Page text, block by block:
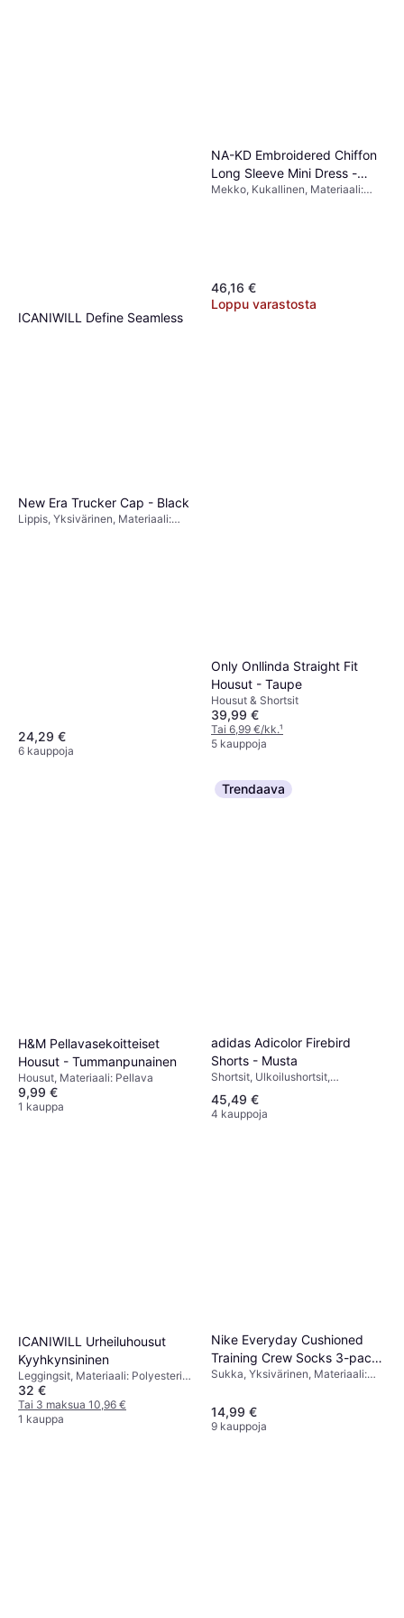
ICANIWILL Define Seamless
NA-KD Embroidered Chiffon
Long Sleeve Mini Dress -
White
Mekko, Kukallinen, Materiaali:
46,16 €
Loppu varastosta
New Era Trucker Cap - Black
Lippis, Yksivärinen, Materiaali:
24,29 €
6 kauppoja
Only Onllinda Straight Fit
Housut - Taupe
Housut & Shortsit
39,99 €
Tai 6,99 €/kk.¹
5 kauppoja
H&M Pellavasekoitteiset
Housut - Tummanpunainen
Housut, Materiaali: Pellava
9,99 €
1 kauppa
Trendaava
adidas Adicolor Firebird
Shorts - Musta
Shortsit, Ulkoilushortsit,
Yksivärinen, Materiaali: Polyesteri,
Säädettävä, Hengittävä, Joustava,
45,49 €
4 kauppoja
ICANIWILL Urheiluhousut
Kyyhkynsininen
Leggingsit, Materiaali: Polyesteri,
Elastaani/Lycra/Spandex,
Joustava, Saumaton
32 €
Tai 3 maksua 10,96 €
1 kauppa
Nike Everyday Cushioned
Training Crew Socks 3-pack
- White/Black
Sukka, Yksivärinen, Materiaali:
Hengittävä
14,99 €
9 kauppoja